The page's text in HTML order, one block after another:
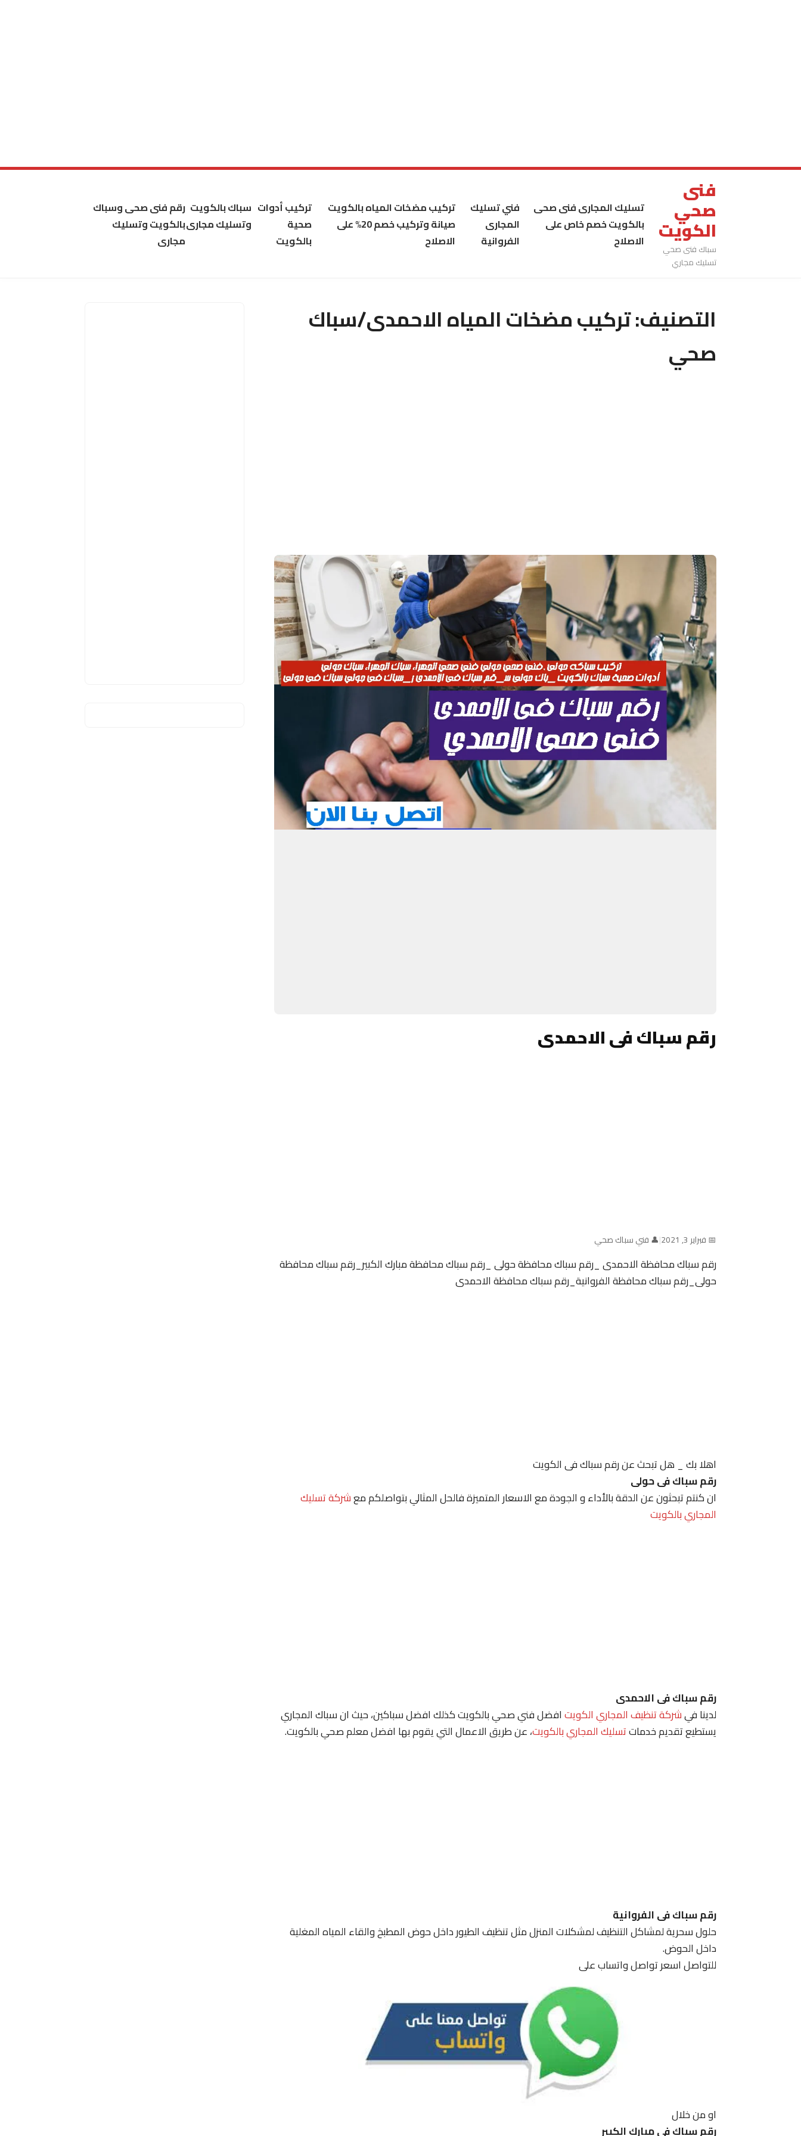
فنى
صحي
الكويت
سباك فنى صحي
تسليك مجاري
تسليك المجارى فنى صحى
بالكويت خصم خاص على
الاصلاح
فني تسليك
المجارى
الفروانية
تركيب مضخات المياه بالكويت
صيانة وتركيب خصم 20% على
الاصلاح
تركيب أدوات
صحية
بالكويت
سباك بالكويت
وتسليك مجارى
رقم فنى صحى وسباك
بالكويت وتسليك
مجارى
التصنيف:تركيب مضخات المياه الاحمدى/سباك
صحي
رقم سباك فى الاحمدى
📅 فبراير 3, 2021 |👤 فني سباك صحي
رقم سباك محافظة الاحمدى _رقم سباك محافظة حولى _رقم سباك محافظة مبارك الكبير_رقم سباك محافظة
حولى_رقم سباك محافظة الفروانية_رقم سباك محافظة الاحمدى
اهلا بك _ هل تبحث عن رقم سباك فى الكويت
رقم سباك فى حولى
ان كنتم تبحثون عن الدقة بالأداء و الجودة مع الاسعار المتميزة فالحل المثالي بتواصلكم معشركة تسليك
المجاري بالكويت
رقم سباك فى الاحمدى
لدينا فيشركة تنظيف المجاري الكويتافضل فني صحي بالكويت كذلك افضل سباكين، حيث ان سباك المجاري
يستطيع تقديم خدماتتسليك المجاري بالكويت، عن طريق الاعمال التي يقوم بها افضل معلم صحي بالكويت.
رقم سباك فى الفروانية
حلول سحرية لمشاكل التنظيف لمشكلات المنزل مثل تنظيف الطيور داخل حوض المطبخ والقاء المياه المغلية
داخل الحوض.
للتواصل اسعر تواصل واتساب على
او من خلال
رقم سباك فى مبارك الكبير